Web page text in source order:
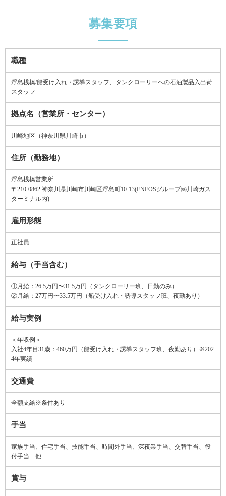
募集要項
職種
浮島桟橋/船受け入れ・誘導スタッフ、タンクローリーへの石油製品入出荷
スタッフ
拠点名（営業所・センター）
川崎地区（神奈川県川崎市）
住所（勤務地）
浮島桟橋営業所
〒210-0862 神奈川県川崎市川崎区浮島町10-13(ENEOSグルーブ㈱川崎ガス
ターミナル内)
雇用形態
正社員
給与（手当含む）
①月給：26.5万円〜31.5万円（タンクローリー班、日勤のみ）
②月給：27万円〜33.5万円（船受け入れ・誘導スタッフ班、夜勤あり）
給与実例
＜年収例＞
入社4年目31歳：460万円（船受け入れ・誘導スタッフ班、夜勤あり）※202
4年実績
交通費
全額支給※条件あり
手当
家族手当、住宅手当、技能手当、時間外手当、深夜業手当、交替手当、役
付手当 他
賞与